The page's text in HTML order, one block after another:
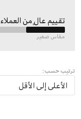
تقييم عالٍ من العملاء
مقاس صغير
ترتيب حسب:
الأعلى إلى الأقل